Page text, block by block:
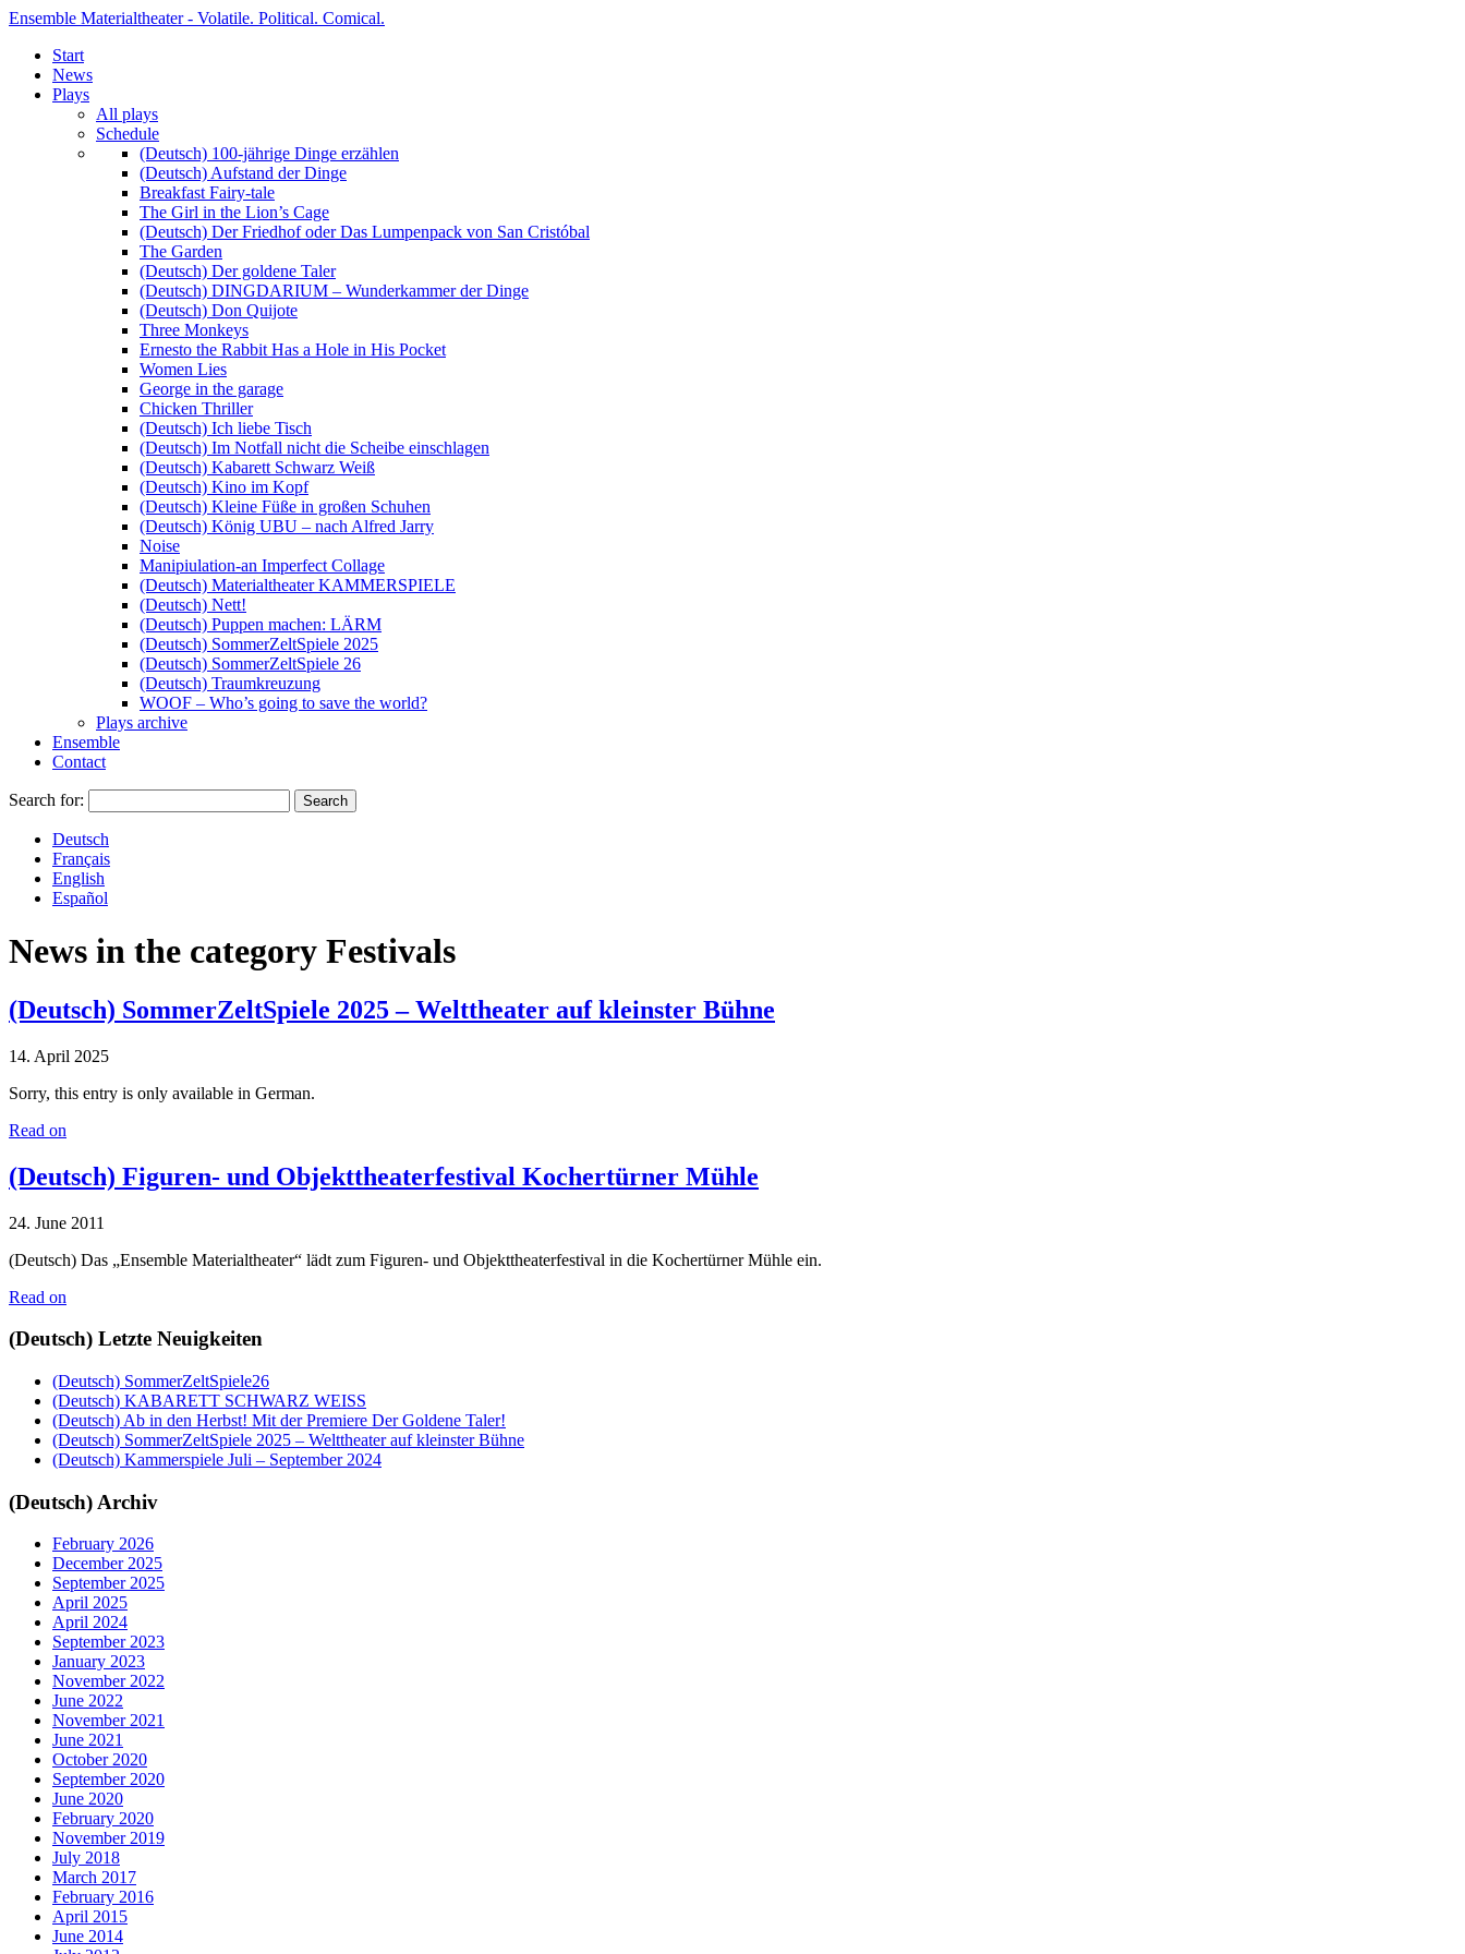
Ensemble Materialtheater - Volatile. Political. Comical.
Start
News
Plays
All plays
Schedule
(Deutsch) 100-jährige Dinge erzählen
(Deutsch) Aufstand der Dinge
Breakfast Fairy-tale
The Girl in the Lion’s Cage
(Deutsch) Der Friedhof oder Das Lumpenpack von San Cristóbal
The Garden
(Deutsch) Der goldene Taler
(Deutsch) DINGDARIUM – Wunderkammer der Dinge
(Deutsch) Don Quijote
Three Monkeys
Ernesto the Rabbit Has a Hole in His Pocket
Women Lies
George in the garage
Chicken Thriller
(Deutsch) Ich liebe Tisch
(Deutsch) Im Notfall nicht die Scheibe einschlagen
(Deutsch) Kabarett Schwarz Weiß
(Deutsch) Kino im Kopf
(Deutsch) Kleine Füße in großen Schuhen
(Deutsch) König UBU – nach Alfred Jarry
Noise
Manipiulation-an Imperfect Collage
(Deutsch) Materialtheater KAMMERSPIELE
(Deutsch) Nett!
(Deutsch) Puppen machen: LÄRM
(Deutsch) SommerZeltSpiele 2025
(Deutsch) SommerZeltSpiele 26
(Deutsch) Traumkreuzung
WOOF – Who’s going to save the world?
Plays archive
Ensemble
Contact
Search for:
Deutsch
Français
English
Español
News in the category Festivals
(Deutsch) SommerZeltSpiele 2025 – Welttheater auf kleinster Bühne
14. April 2025
Sorry, this entry is only available in German.
Read on
(Deutsch) Figuren- und Objekttheaterfestival Kochertürner Mühle
24. June 2011
(Deutsch) Das „Ensemble Materialtheater“ lädt zum Figuren- und Objekttheaterfestival in die Kochertürner Mühle ein.
Read on
(Deutsch) Letzte Neuigkeiten
(Deutsch) SommerZeltSpiele26
(Deutsch) KABARETT SCHWARZ WEISS
(Deutsch) Ab in den Herbst! Mit der Premiere Der Goldene Taler!
(Deutsch) SommerZeltSpiele 2025 – Welttheater auf kleinster Bühne
(Deutsch) Kammerspiele Juli – September 2024
(Deutsch) Archiv
February 2026
December 2025
September 2025
April 2025
April 2024
September 2023
January 2023
November 2022
June 2022
November 2021
June 2021
October 2020
September 2020
June 2020
February 2020
November 2019
July 2018
March 2017
February 2016
April 2015
June 2014